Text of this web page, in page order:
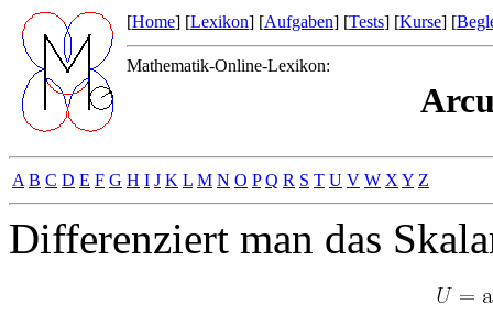
[Home] [Lexikon] [Aufgaben] [Tests] [Kurse] [
Mathematik-Online-Lexikon:
A B C D E F G H I J K L M N O P Q R S T U V W X Y Z
Differenziert man das